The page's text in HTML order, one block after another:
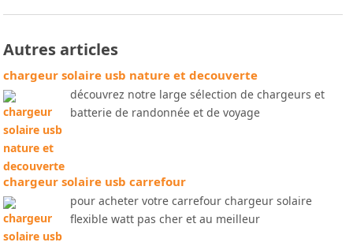
Autres articles
chargeur solaire usb nature et decouverte
découvrez notre large sélection de chargeurs et
batterie de randonnée et de voyage
chargeur solaire usb carrefour
pour acheter votre carrefour chargeur solaire
flexible watt pas cher et au meilleur